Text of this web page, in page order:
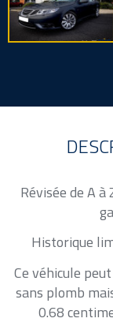
Révisée de A à
Historique
Ce véhicule
sans plomb
0.68